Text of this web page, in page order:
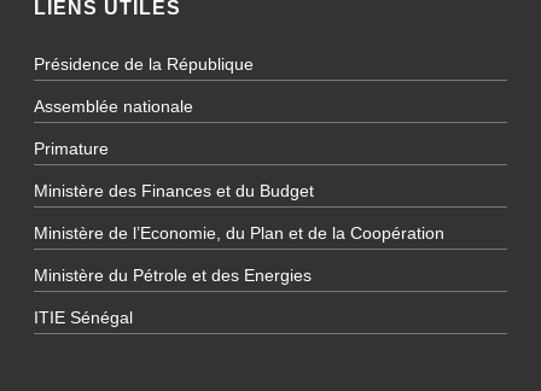
LIENS UTILES
Présidence de la République
Assemblée nationale
Primature
Ministère des Finances et du Budget
Ministère de l’Economie, du Plan et de la Coopération
Ministère du Pétrole et des Energies
ITIE Sénégal